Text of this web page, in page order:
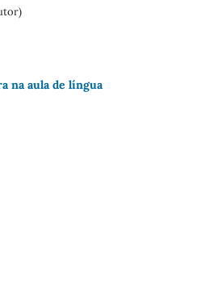
na aula de língua